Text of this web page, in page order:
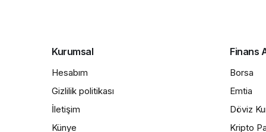
Kurumsal
Hesabım
Gizlilik politikası
İletişim
Künye
Finans
Borsa
Emtia
Döviz
Kripto